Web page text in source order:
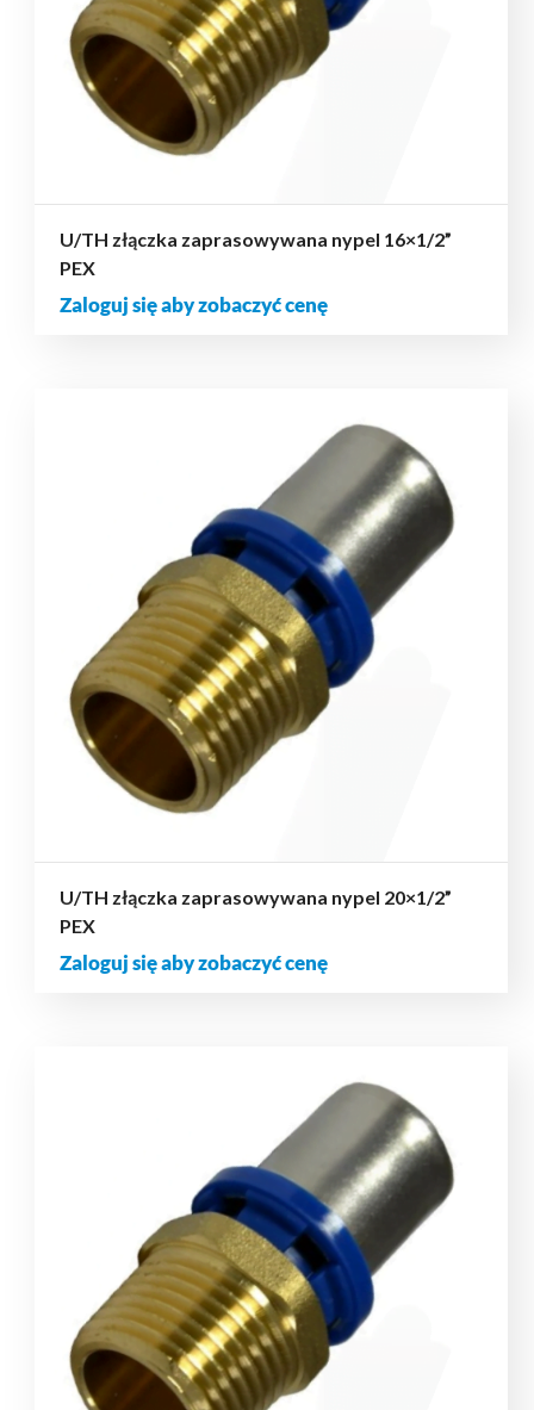
U/TH złączka zaprasowywana nypel 16×1/2”
PEX
Zaloguj się aby zobaczyć cenę
U/TH złączka zaprasowywana nypel 20×1/2”
PEX
Zaloguj się aby zobaczyć cenę